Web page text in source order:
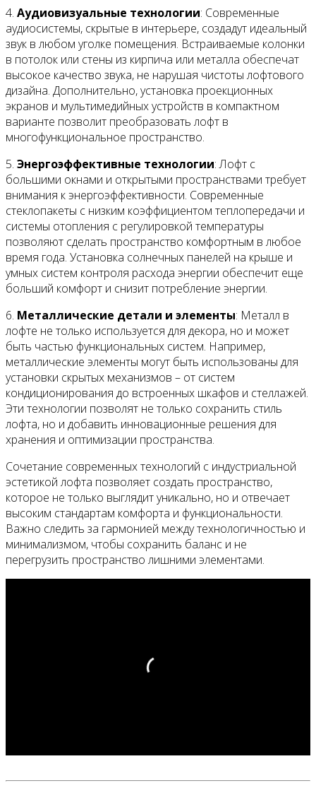
4. Аудиовизуальные технологии: Современные
аудиосистемы, скрытые в интерьере, создадут идеальный
звук в любом уголке помещения. Встраиваемые колонки
в потолок или стены из кирпича или металла обеспечат
высокое качество звука, не нарушая чистоты лофтового
дизайна. Дополнительно, установка проекционных
экранов и мультимедийных устройств в компактном
варианте позволит преобразовать лофт в
многофункциональное пространство.
5. Энергоэффективные технологии: Лофт с
большими окнами и открытыми пространствами требует
внимания к энергоэффективности. Современные
стеклопакеты с низким коэффициентом теплопередачи и
системы отопления с регулировкой температуры
позволяют сделать пространство комфортным в любое
время года. Установка солнечных панелей на крыше и
умных систем контроля расхода энергии обеспечит еще
больший комфорт и снизит потребление энергии.
6. Металлические детали и элементы: Металл в
лофте не только используется для декора, но и может
быть частью функциональных систем. Например,
металлические элементы могут быть использованы для
установки скрытых механизмов – от систем
кондиционирования до встроенных шкафов и стеллажей.
Эти технологии позволят не только сохранить стиль
лофта, но и добавить инновационные решения для
хранения и оптимизации пространства.
Сочетание современных технологий с индустриальной
эстетикой лофта позволяет создать пространство,
которое не только выглядит уникально, но и отвечает
высоким стандартам комфорта и функциональности.
Важно следить за гармонией между технологичностью и
минимализмом, чтобы сохранить баланс и не
перегрузить пространство лишними элементами.